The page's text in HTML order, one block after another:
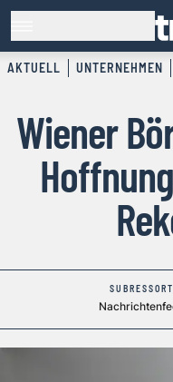
AKTUELL UNTERNEHMEN
Wiener
SUBRESSORT